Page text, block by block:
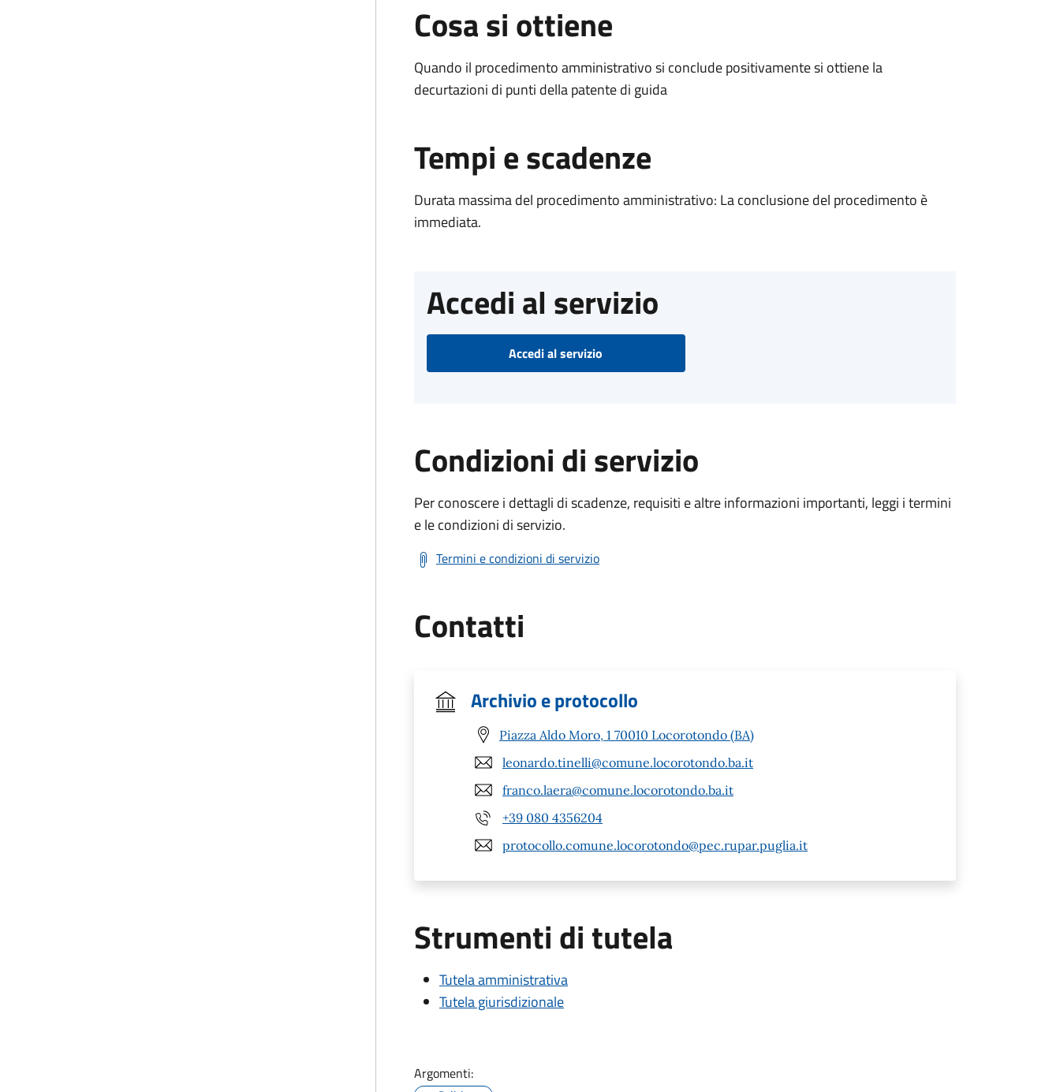
Cosa si ottiene
Quando il procedimento amministrativo si conclude positivamente si ottiene la
decurtazioni di punti della patente di guida
Tempi e scadenze
Durata massima del procedimento amministrativo: La conclusione del procedimento è
immediata.
Accedi al servizio
Accedi al servizio
Condizioni di servizio
Per conoscere i dettagli di scadenze, requisiti e altre informazioni importanti, leggi i termini
e le condizioni di servizio.
Termini e condizioni di servizio
Contatti
Archivio e protocollo
Piazza Aldo Moro, 1 70010 Locorotondo (BA)
leonardo.tinelli@comune.locorotondo.ba.it
franco.laera@comune.locorotondo.ba.it
+39 080 4356204
protocollo.comune.locorotondo@pec.rupar.puglia.it
Strumenti di tutela
Tutela amministrativa
Tutela giurisdizionale
Argomenti: